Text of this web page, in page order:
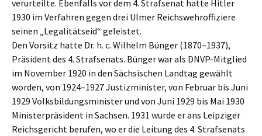
verur­teil­te. Ebenfalls vor dem 4. Straf­se­nat hatte Hitler
1930 im Verfah­ren gegen drei Ulmer Reichs­wehr­of­fi­zie­re
seinen „Legali­täts­eid“ geleistet.
Den Vorsitz hatte Dr. h. c. Wilhelm Bünger (1870–1937),
Präsi­dent des 4. Straf­se­nats. Bünger war als DNVP-Mitglied
im Novem­ber 1920 in den Sächsi­schen Landtag gewählt
worden, von 1924–1927 Justiz­mi­nis­ter, von Febru­ar bis Juni
1929 Volks­bil­dungs­mi­nis­ter und von Juni 1929 bis Mai 1930
Minis­ter­prä­si­dent in Sachsen. 1931 wurde er ans Leipzi­ger
Reichs­ge­richt berufen, wo er die Leitung des 4. Straf­se­nats